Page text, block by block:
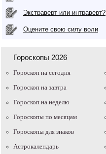
Экстраверт или интраверт?
Оцените свою силу воли
Гороскопы 2026
Гороскоп на сегодня
Гороскоп на завтра
Гороскоп на неделю
Гороскопы по месяцам
Гороскопы для знаков
Астрокалендарь